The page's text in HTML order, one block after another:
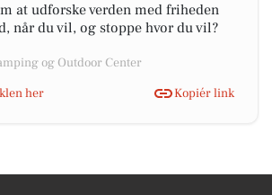
at udforske verden med friheden
når du vil, og stoppe hvor du vil?
og Outdoor Center
her
Kopiér link